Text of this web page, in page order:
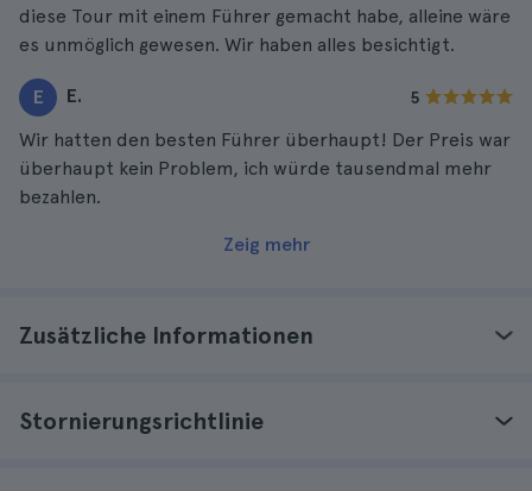
diese Tour mit einem Führer gemacht habe, alleine wäre
es unmöglich gewesen. Wir haben alles besichtigt.
E E. 5
Wir hatten den besten Führer überhaupt! Der Preis war
überhaupt kein Problem, ich würde tausendmal mehr
bezahlen.
Zeig mehr
Zusätzliche Informationen
Stornierungsrichtlinie